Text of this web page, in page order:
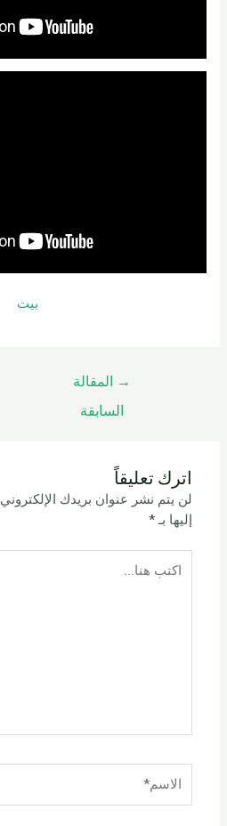
بيت
→
المقالة
السابقة
اترك تعليقاً
لن يتم نشر عنوان بريدك
إليها بـ*
هنا...